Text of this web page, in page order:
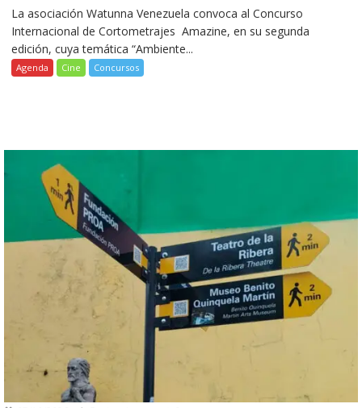
La asociación Watunna Venezuela convoca al Concurso
Internacional de Cortometrajes Amazine, en su segunda
edición, cuya temática “Ambiente...
Agenda Cine Concursos